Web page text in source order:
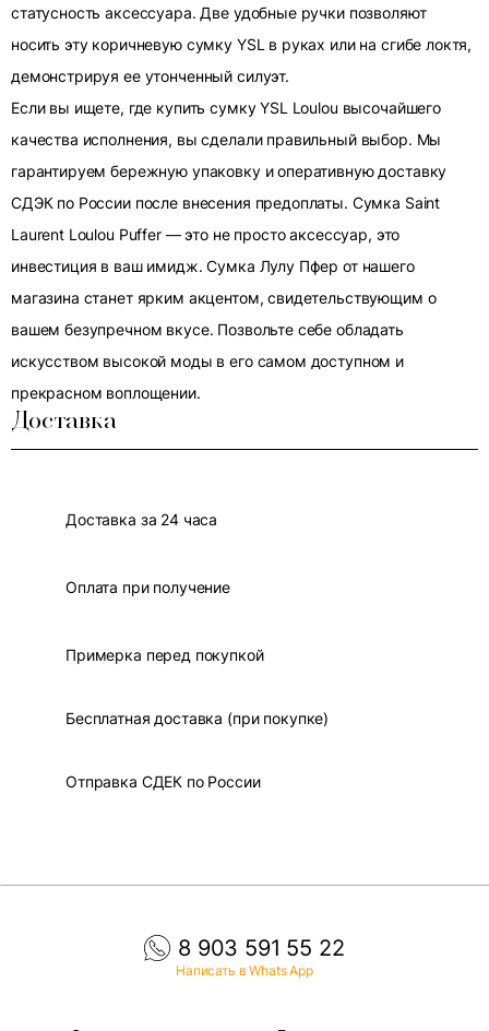
статусность аксессуара. Две удобные ручки позволяют
носить эту коричневую сумку YSL в руках или на сгибе локтя,
демонстрируя ее утонченный силуэт.
Если вы ищете, где купить сумку YSL Loulou высочайшего
качества исполнения, вы сделали правильный выбор. Мы
гарантируем бережную упаковку и оперативную доставку
СДЭК по России после внесения предоплаты. Сумка Saint
Laurent Loulou Puffer — это не просто аксессуар, это
инвестиция в ваш имидж. Сумка Лулу Пфер от нашего
магазина станет ярким акцентом, свидетельствующим о
вашем безупречном вкусе. Позвольте себе обладать
искусством высокой моды в его самом доступном и
прекрасном воплощении.
Доставка
Доставка за 24 часа
Оплата при получение
Примерка перед покупкой
Бесплатная доставка (при покупке)
Отправка СДЕК по России
8 903 591 55 22
Написать в Whats App